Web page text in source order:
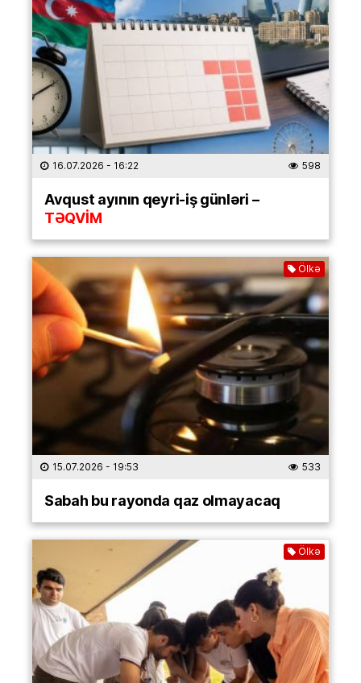
16.07.2026 - 16:22 598
Avqust ayının qeyri-iş günləri –
TƏQVİM
Ölkə
15.07.2026 - 19:53 533
Sabah bu rayonda qaz olmayacaq
Ölkə